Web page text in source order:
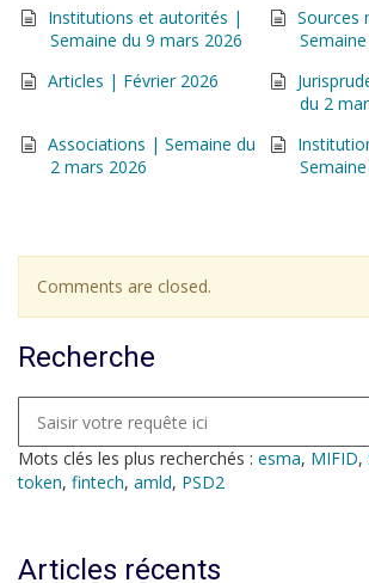
Institutions et autorités |
Semaine du 9 mars 2026
Sources
Articles | Février 2026
du 2
Associations | Semaine du
2 mars 2026
Comments are closed.
Recherche
Mots clés les plus recherchés : esma, MIFID,
token, fintech, amld, PSD2
Articles récents